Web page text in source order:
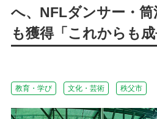
へ、NFLダンサー・
も獲得「これからも成
教育・学び 文化・芸術 秩父市